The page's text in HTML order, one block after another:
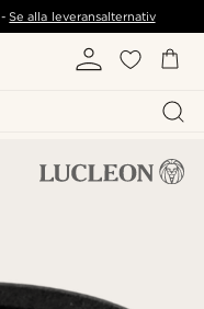
-Se alla leveransalternativ